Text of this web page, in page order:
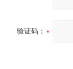
验证码：